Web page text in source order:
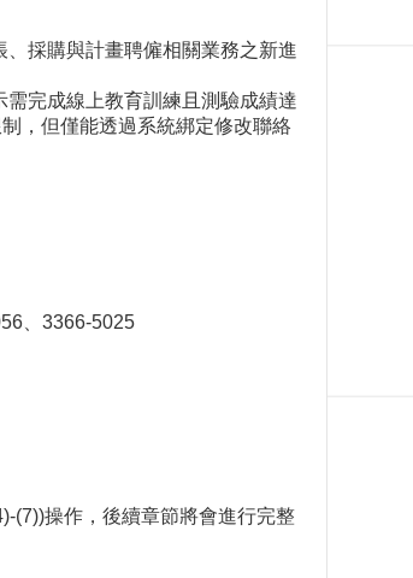
採購與計畫聘僱相關業務之新進
完成線上教育訓練且測驗成績達
，但僅能透過系統綁定修改聯絡
、3366-5025
(7))操作，後續章節將會進行完整